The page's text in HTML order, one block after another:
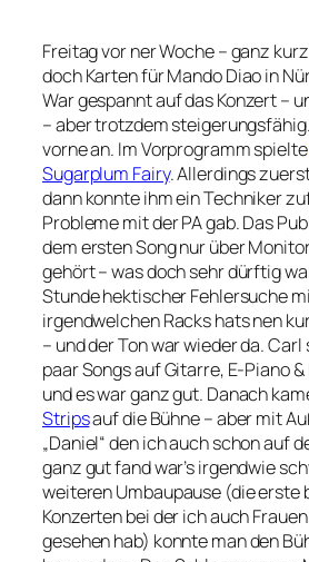
Freitag vor ner Woche – ganz
doch Karten für Mando Diao in
War gespannt auf das Konzert –
– aber trotzdem
vorne an. Im Vorprogramm spielte
Sugarplum Fairy. Allerdings
dann konnte ihm ein Techniker
Probleme mit der PA gab. Das
dem ersten Song nur über
gehört – was doch sehr dürftig
Stunde hektischer Fehlersuche
irgendwelchen Racks hats nen
– und der Ton war wieder da.
paar Songs auf Gitarre, E-Piano
und es war ganz gut. Danach
Stripsauf die Bühne – aber mit
„Daniel“ den ich auch schon auf
ganz gut fand war’s irgendwie
weiteren Umbaupause (die erste
Konzerten bei der ich auch
gesehen hab) konnte man den